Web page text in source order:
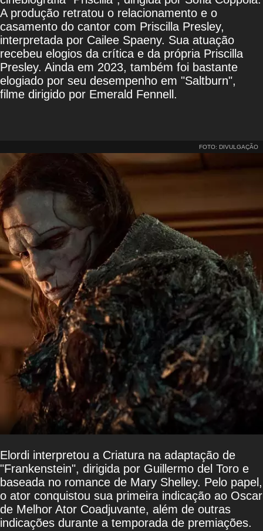
A produção retratou o relacionamento e o
casamento do cantor com Priscilla Presley,
interpretada por Cailee Spaeny. Sua atuação
recebeu elogios da crítica e da própria Priscilla
Presley. Ainda em 2023, também foi bastante
elogiado por seu desempenho em "Saltburn",
filme dirigido por Emerald Fennell.
FOTO: DIVULGAÇÃO
Elordi interpretou a Criatura na adaptação de
"Frankenstein", dirigida por Guillermo del Toro e
baseada no romance de Mary Shelley. Pelo papel,
o ator conquistou sua primeira indicação ao Oscar
de Melhor Ator Coadjuvante, além de outras
indicações durante a temporada de premiações.